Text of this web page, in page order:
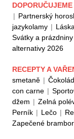
DOPORUČUJEME
| Partnerský
jazykolamy |
Svátky a
alternativy 2026
RECEPTY A
smetaně |
con carne |
džem | Zelná
Perník | Lečo |
Zapečené